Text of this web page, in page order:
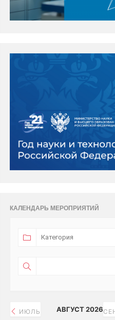
КАЛЕНДАРЬ МЕРОПРИЯТИЙ
ИЮЛЬ АВГУСТ 2026